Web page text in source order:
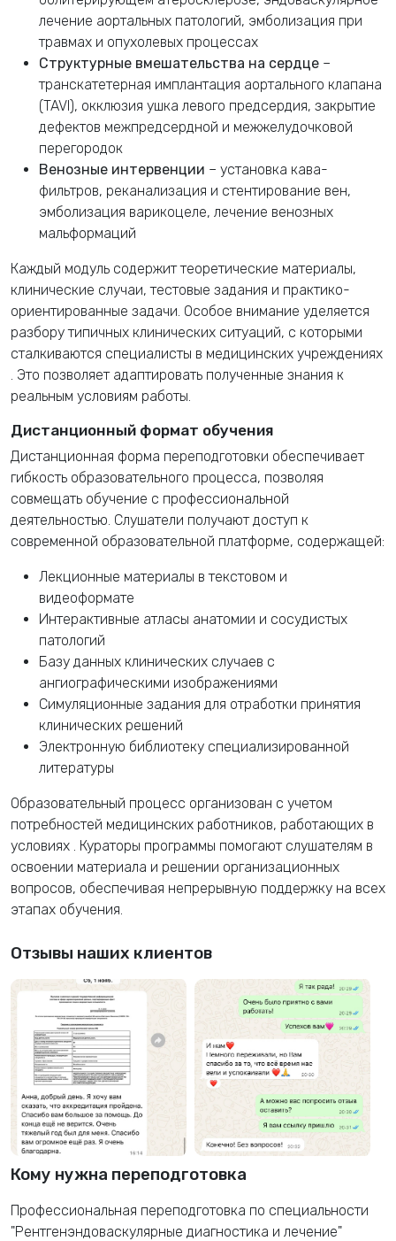
лечение аортальных патологий, эмболизация при
травмах и опухолевых процессах
Структурные вмешательства на сердце –
транскатетерная имплантация аортального клапана
(TAVI), окклюзия ушка левого предсердия, закрытие
дефектов межпредсердной и межжелудочковой
перегородок
Венозные интервенции – установка кава-
фильтров, реканализация и стентирование вен,
эмболизация варикоцеле, лечение венозных
мальформаций
Каждый модуль содержит теоретические материалы,
клинические случаи, тестовые задания и практико-
ориентированные задачи. Особое внимание уделяется
разбору типичных клинических ситуаций, с которыми
сталкиваются специалисты в медицинских учреждениях
. Это позволяет адаптировать полученные знания к
реальным условиям работы.
Дистанционный формат обучения
Дистанционная форма переподготовки обеспечивает
гибкость образовательного процесса, позволяя
совмещать обучение с профессиональной
деятельностью. Слушатели получают доступ к
современной образовательной платформе, содержащей:
Лекционные материалы в текстовом и
видеоформате
Интерактивные атласы анатомии и сосудистых
патологий
Базу данных клинических случаев с
ангиографическими изображениями
Симуляционные задания для отработки принятия
клинических решений
Электронную библиотеку специализированной
литературы
Образовательный процесс организован с учетом
потребностей медицинских работников, работающих в
условиях . Кураторы программы помогают слушателям в
освоении материала и решении организационных
вопросов, обеспечивая непрерывную поддержку на всех
этапах обучения.
Отзывы наших клиентов
Кому нужна переподготовка
Профессиональная переподготовка по специальности
"Рентгенэндоваскулярные диагностика и лечение"